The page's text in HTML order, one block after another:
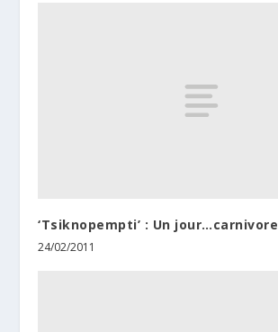
‘Tsiknopempti’ : Un jour…carnivore
24/02/2011